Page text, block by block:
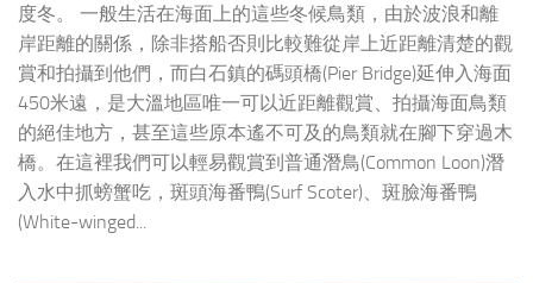
度冬。 一般生活在海面上的這些冬候鳥類，由於波浪和離
岸距離的關係，除非搭船否則比較難從岸上近距離清楚的觀
賞和拍攝到他們，而白石鎮的碼頭橋(Pier Bridge)延伸入海面
450米遠，是大溫地區唯一可以近距離觀賞、拍攝海面鳥類
的絕佳地方，甚至這些原本遙不可及的鳥類就在腳下穿過木
橋。在這裡我們可以輕易觀賞到普通潛鳥(Common Loon)潛
入水中抓螃蟹吃，斑頭海番鴨(Surf Scoter)、斑臉海番鴨
(White-winged...